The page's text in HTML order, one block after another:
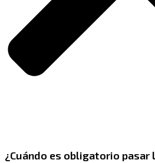
¿Cuándo es obligatorio pasar